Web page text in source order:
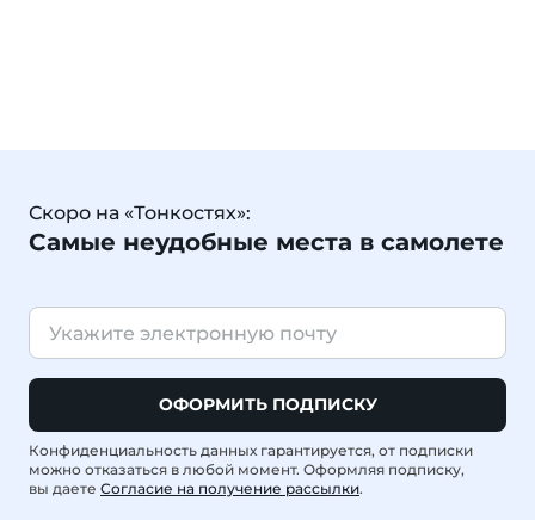
Скоро на «Тонкостях»:
Самые неудобные места в самолете
ОФОРМИТЬ ПОДПИСКУ
Конфиденциальность данных гарантируется, от подписки
можно отказаться в любой момент. Оформляя подписку,
вы даете Согласие на получение рассылки.